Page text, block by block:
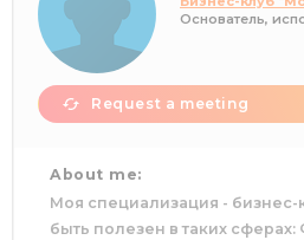
Основатель,
Request a meeting
About me:
Моя специализация - бизнес-
быть полезен в таких сферах: